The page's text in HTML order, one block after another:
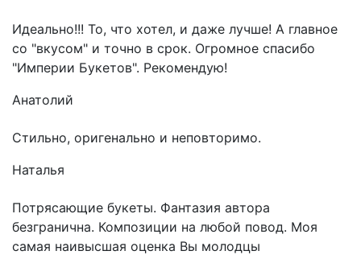
Идеально!!! То, что хотел, и даже лучше! А главное
со "вкусом" и точно в срок. Огромное спасибо
"Империи Букетов". Рекомендую!
Анатолий
Стильно, оригенально и неповторимо.
Наталья
Потрясающие букеты. Фантазия автора
безгранична. Композиции на любой повод. Моя
самая наивысшая оценка Вы молодцы